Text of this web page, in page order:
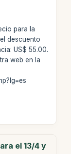
para la
descuento
US$ 55.00.
web en la
el 13/4 y